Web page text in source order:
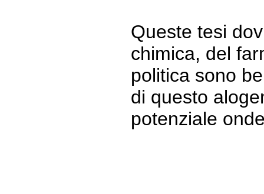
Queste tesi
chimica, del
politica sono
di questo
potenziale